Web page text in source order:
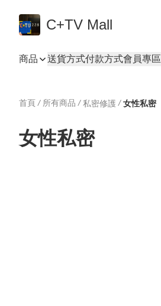
C+TV Mall
商品 送貨方式付款方式會員專區
首頁 / 所有商品 / 私密修護 / 女性私密
女性私密